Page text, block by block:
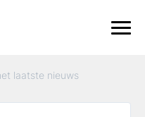
laatste nieuws